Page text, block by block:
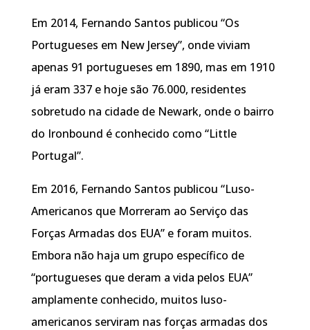
Em 2014, Fernando Santos publicou “Os
Portugueses em New Jersey”, onde viviam
apenas 91 portugueses em 1890, mas em 1910
já eram 337 e hoje são 76.000, residentes
sobretudo na cidade de Newark, onde o bairro
do Ironbound é conhecido como “Little
Portugal”.
Em 2016, Fernando Santos publicou “Luso-
Americanos que Morreram ao Serviço das
Forças Armadas dos EUA” e foram muitos.
Embora não haja um grupo específico de
“portugueses que deram a vida pelos EUA”
amplamente conhecido, muitos luso-
americanos serviram nas forças armadas dos